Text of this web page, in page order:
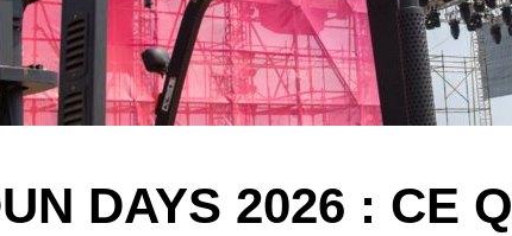
DAYS 2026 : CE